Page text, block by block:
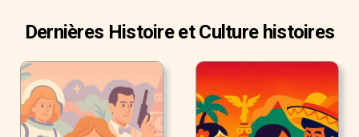
Dernières Histoire et Culture histoires